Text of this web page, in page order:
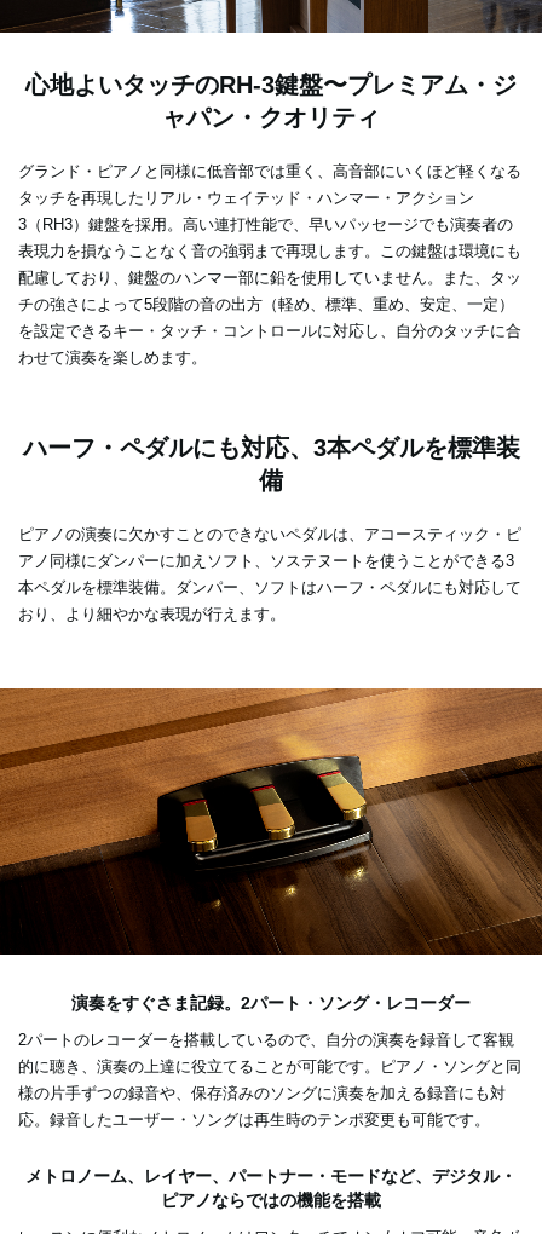
心地よいタッチのRH-3鍵盤〜プレミアム・ジ
ャパン・クオリティ
グランド・ピアノと同様に低音部では重く、高音部にいくほど軽くなる
タッチを再現したリアル・ウェイテッド・ハンマー・アクション
3（RH3）鍵盤を採用。高い連打性能で、早いパッセージでも演奏者の
表現力を損なうことなく音の強弱まで再現します。この鍵盤は環境にも
配慮しており、鍵盤のハンマー部に鉛を使用していません。また、タッ
チの強さによって5段階の音の出方（軽め、標準、重め、安定、一定）
を設定できるキー・タッチ・コントロールに対応し、自分のタッチに合
わせて演奏を楽しめます。
ハーフ・ペダルにも対応、3本ペダルを標準装
備
ピアノの演奏に欠かすことのできないペダルは、アコースティック・ピ
アノ同様にダンパーに加えソフト、ソステヌートを使うことができる3
本ペダルを標準装備。ダンパー、ソフトはハーフ・ペダルにも対応して
おり、より細やかな表現が行えます。
演奏をすぐさま記録。2パート・ソング・レコーダー
2パートのレコーダーを搭載しているので、自分の演奏を録音して客観
的に聴き、演奏の上達に役立てることが可能です。ピアノ・ソングと同
様の片手ずつの録音や、保存済みのソングに演奏を加える録音にも対
応。録音したユーザー・ソングは再生時のテンポ変更も可能です。
メトロノーム、レイヤー、パートナー・モードなど、デジタル・
ピアノならではの機能を搭載